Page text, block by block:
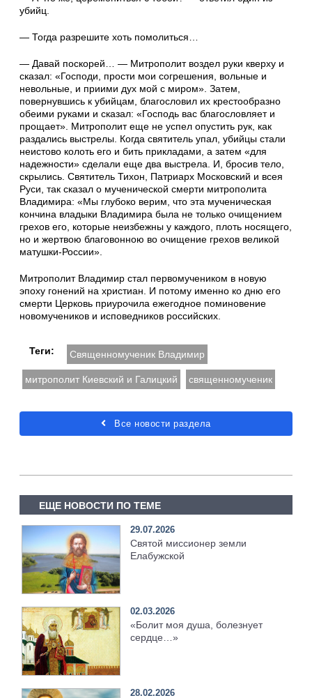
убийц.
— Тогда разрешите хоть помолиться…
— Давай поскорей… — Митрополит воздел руки кверху и
сказал: «Господи, прости мои согрешения, вольные и
невольные, и приими дух мой с миром». Затем,
повернувшись к убийцам, благословил их крестообразно
обеими руками и сказал: «Господь вас благословляет и
прощает». Митрополит еще не успел опустить рук, как
раздались выстрелы. Когда святитель упал, убийцы стали
неистово колоть его и бить прикладами, а затем «для
надежности» сделали еще два выстрела. И, бросив тело,
скрылись. Святитель Тихон, Патриарх Московский и всея
Руси, так сказал о мученической смерти митрополита
Владимира: «Мы глубоко верим, что эта мученическая
кончина владыки Владимира была не только очищением
грехов его, которые неизбежны у каждого, плоть носящего,
но и жертвою благовонною во очищение грехов великой
матушки-России».
Митрополит Владимир стал первомучеником в новую
эпоху гонений на христиан. И потому именно ко дню его
смерти Церковь приурочила ежегодное поминовение
новомучеников и исповедников российских.
Теги: Священномученик Владимир
митрополит Киевский и Галицкий священномученик
Все новости раздела
ЕЩЕ НОВОСТИ ПО ТЕМЕ
29.07.2026
Святой миссионер земли
Елабужской
02.03.2026
«Болит моя душа, болезнует
сердце…»
28.02.2026